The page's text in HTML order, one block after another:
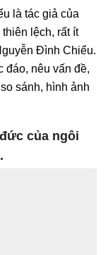
là tác giả của
lệch, rất ít
Đình Chiểu.
đáo, nêu vấn đề,
sánh, hình ảnh
của ngôi